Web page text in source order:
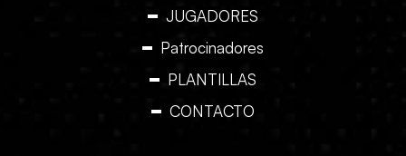
JUGADORES
Patrocinadores
PLANTILLAS
CONTACTO